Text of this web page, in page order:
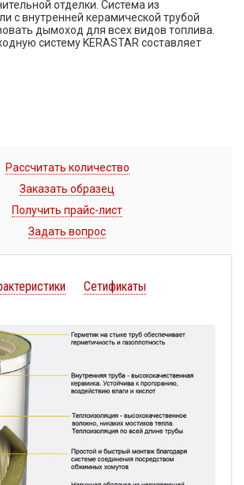
отделки. Система из
с внутренней керамической трубой
дымоход для всех видов топлива.
систему KERASTAR составляет
Рассчитать количество
Заказать образец
Получить прайс-лист
Задать вопрос
Сетификаты